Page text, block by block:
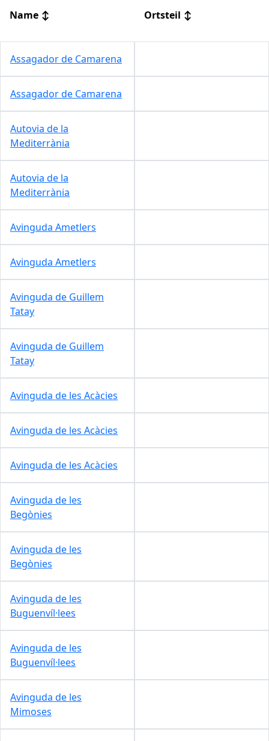
Name ↕ Ortsteil ↕
Assagador de Camarena
Assagador de Camarena
Autovia de la
Mediterrània
Autovia de la
Mediterrània
Avinguda Ametlers
Avinguda Ametlers
Avinguda de Guillem
Tatay
Avinguda de Guillem
Tatay
Avinguda de les Acàcies
Avinguda de les Acàcies
Avinguda de les Acàcies
Avinguda de les
Begònies
Avinguda de les
Begònies
Avinguda de les
Buguenvíl·lees
Avinguda de les
Buguenvíl·lees
Avinguda de les
Mimoses